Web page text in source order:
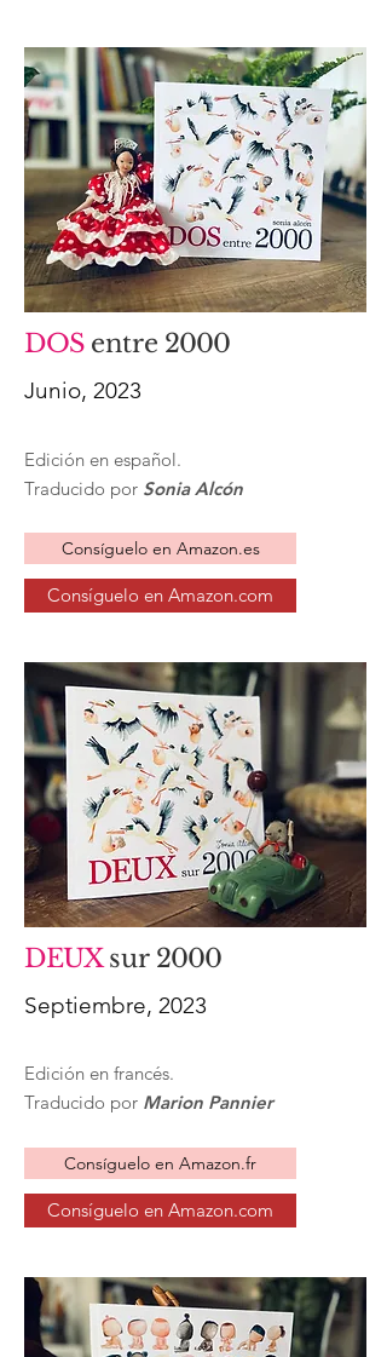
DOS entre 2000
Junio, 2023
Edición en español.
Traducido por Sonia Alcón
Consíguelo en Amazon.es
Consíguelo en Amazon.com
DEUX sur2000
Septiembre, 2023
Edición en francés.
Traducido por Marion Pannier
Consíguelo en Amazon.fr
Consíguelo en Amazon.com